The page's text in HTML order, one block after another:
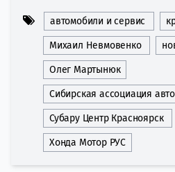
автомобили и сервис
Михаил Невмовенко
Олег Мартынюк
Сибирская ассоциация
Субару Центр Красноярск
Хонда Мотор РУС